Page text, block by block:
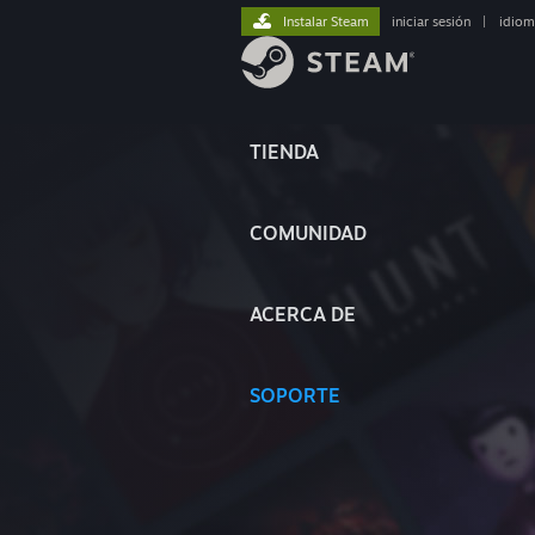
TIENDA
COMUNIDAD
ACERCA DE
SOPORTE
Instalar Steam iniciar sesión